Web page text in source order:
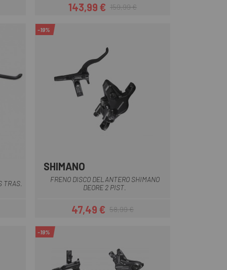
Precio
143,99 €Precio regular
159,99 €
TRAS.
-19%
SHIMANO
FRENO DISCO DELANTERO SHIMANO
DEORE 2 PIST.
Precio
47,49 €Precio regular
58,99 €
-19%